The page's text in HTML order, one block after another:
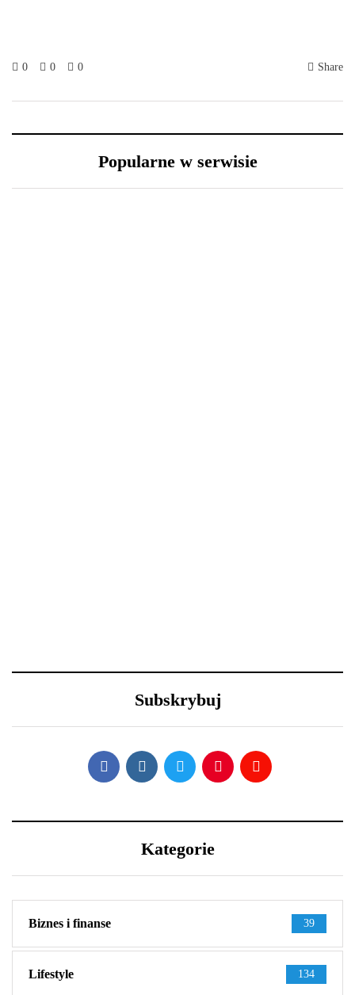
0 0 0 Share
Popularne w serwisie
Nowy Rok – nowe
Efektowne fryzury
sylwestrowe – jak
wystylizować?
Subskrybuj
Kategorie
Biznes i finanse 39
Lifestyle 134